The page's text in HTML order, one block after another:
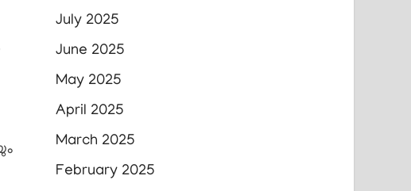
July 2025
June 2025
May 2025
April 2025
March 2025
February 2025